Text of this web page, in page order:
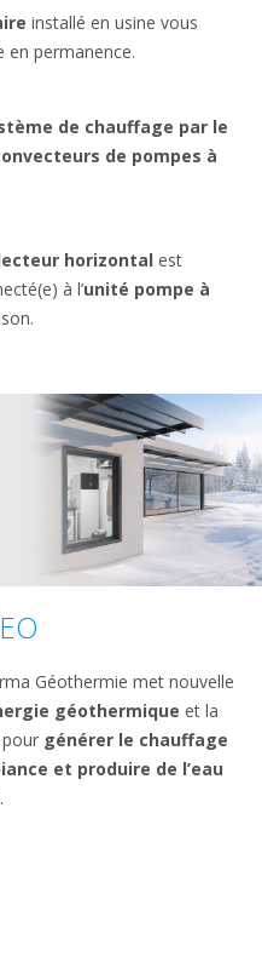
installé en usine vous
en permanence.
de chauffage par le
de pompes à
horizontal est
à l’unité pompe à
Géothermie met nouvelle
géothermique et la
pour générer le chauffage
et produire de l’eau
.